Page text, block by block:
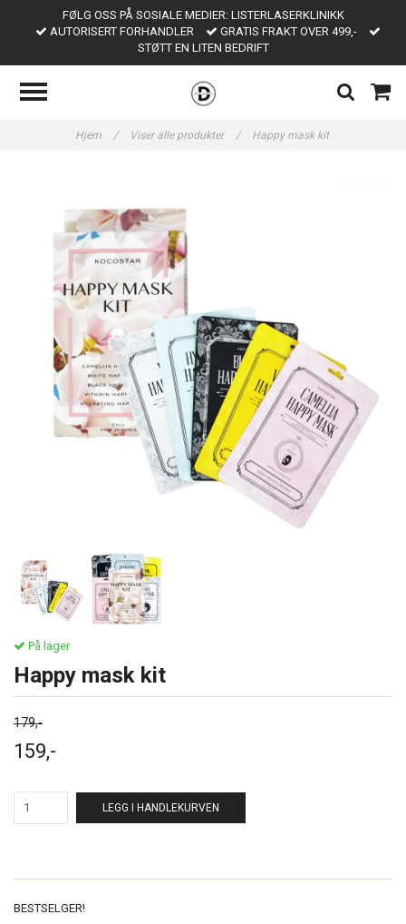
FØLG OSS PÅ SOSIALE MEDIER: LISTERLASERKLINIKK
AUTORISERT FORHANDLER
GRATIS FRAKT OVER 499,-
STØTT EN LITEN BEDRIFT
Hjem / Viser alle produkter / Happy mask kit
På lager
Happy mask kit
179,-
159,-
LEGG I HANDLEKURVEN
BESTSELGER!